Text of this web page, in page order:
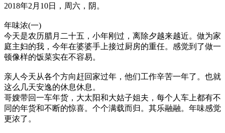
2018年2月10日，周六，阴。
年味浓(一)
今天是农历腊月二十五，小年刚过，离除夕越来越近。做为家
庭主妇的我，今年在婆婆手上接过厨房的重任。感觉到了做一
顿像样的饭菜实在不容易。
亲人今天从各个方向赶回家过年，他们工作辛苦一年了。也就
这么几天安逸的休息休息。
哥嫂带回一车年货，大太阳和大姑子姐夫，每个人车上都有不
同的年货和不断的惊喜。个个满载而归。其乐融融。年味感觉
更浓了。